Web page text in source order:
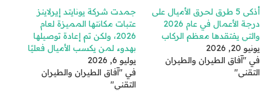
أذكى 5 طرق لحرق الأميال على
درجة الأعمال في عام 2026
والتي يفتقدها معظم الركاب
يونيو 20, 2026
في "آفاق الطيران والطيران
التقني"
جمدت شركة يونايتد إيرلاينز
عتبات مكانتها المميزة لعام
2026، ولكن تم إعادة توصيلها
بهدوء لمن يكسب الأميال فعليًا
يوليو 6, 2026
في "آفاق الطيران والطيران
التقني"